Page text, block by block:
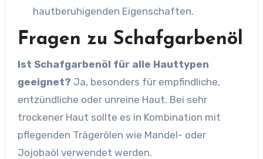
hautberuhigenden Eigenschaften.
Fragen zu Schafgarbenöl
Ist Schafgarbenöl für alle Hauttypen
geeignet? Ja, besonders für empfindliche,
entzündliche oder unreine Haut. Bei sehr
trockener Haut sollte es in Kombination mit
pflegenden Trägerölen wie Mandel- oder
Jojobaöl verwendet werden.